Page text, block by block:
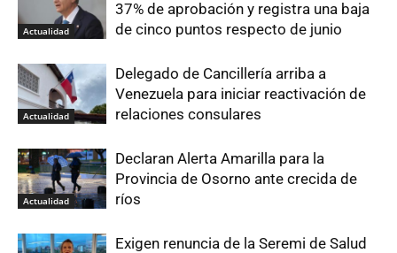
Actualidad
37% de aprobación y registra una baja
de cinco puntos respecto de junio
Actualidad
Delegado de Cancillería arriba a
Venezuela para iniciar reactivación de
relaciones consulares
Actualidad
Declaran Alerta Amarilla para la
Provincia de Osorno ante crecida de
ríos
Exigen renuncia de la Seremi de Salud